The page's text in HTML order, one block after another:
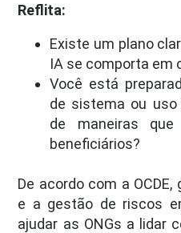
Reflita:
Existe um plano
IA se comporta em
Você está
de sistema ou uso
de maneiras
beneficiários?
De acordo com a
e a gestão de riscos
ajudar as ONGs a lidar